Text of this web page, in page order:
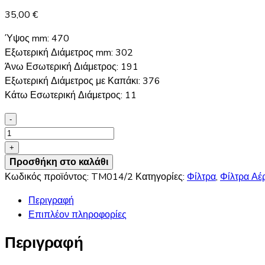
35,00 €
Ύψος mm: 470
Εξωτερική Διάμετρος mm: 302
Άνω Εσωτερική Διάμετρος: 191
Εξωτερική Διάμετρος με Καπάκι: 376
Κάτω Εσωτερική Διάμετρος: 11
-
TM
014/2
TECNOCOMP
Φίλτρο
ποσότητα
+
Προσθήκη στο καλάθι
Κωδικός προϊόντος: TM014/2 Κατηγορίες: Φίλτρα, Φίλτρα
Περιγραφή
Επιπλέον πληροφορίες
Περιγραφή